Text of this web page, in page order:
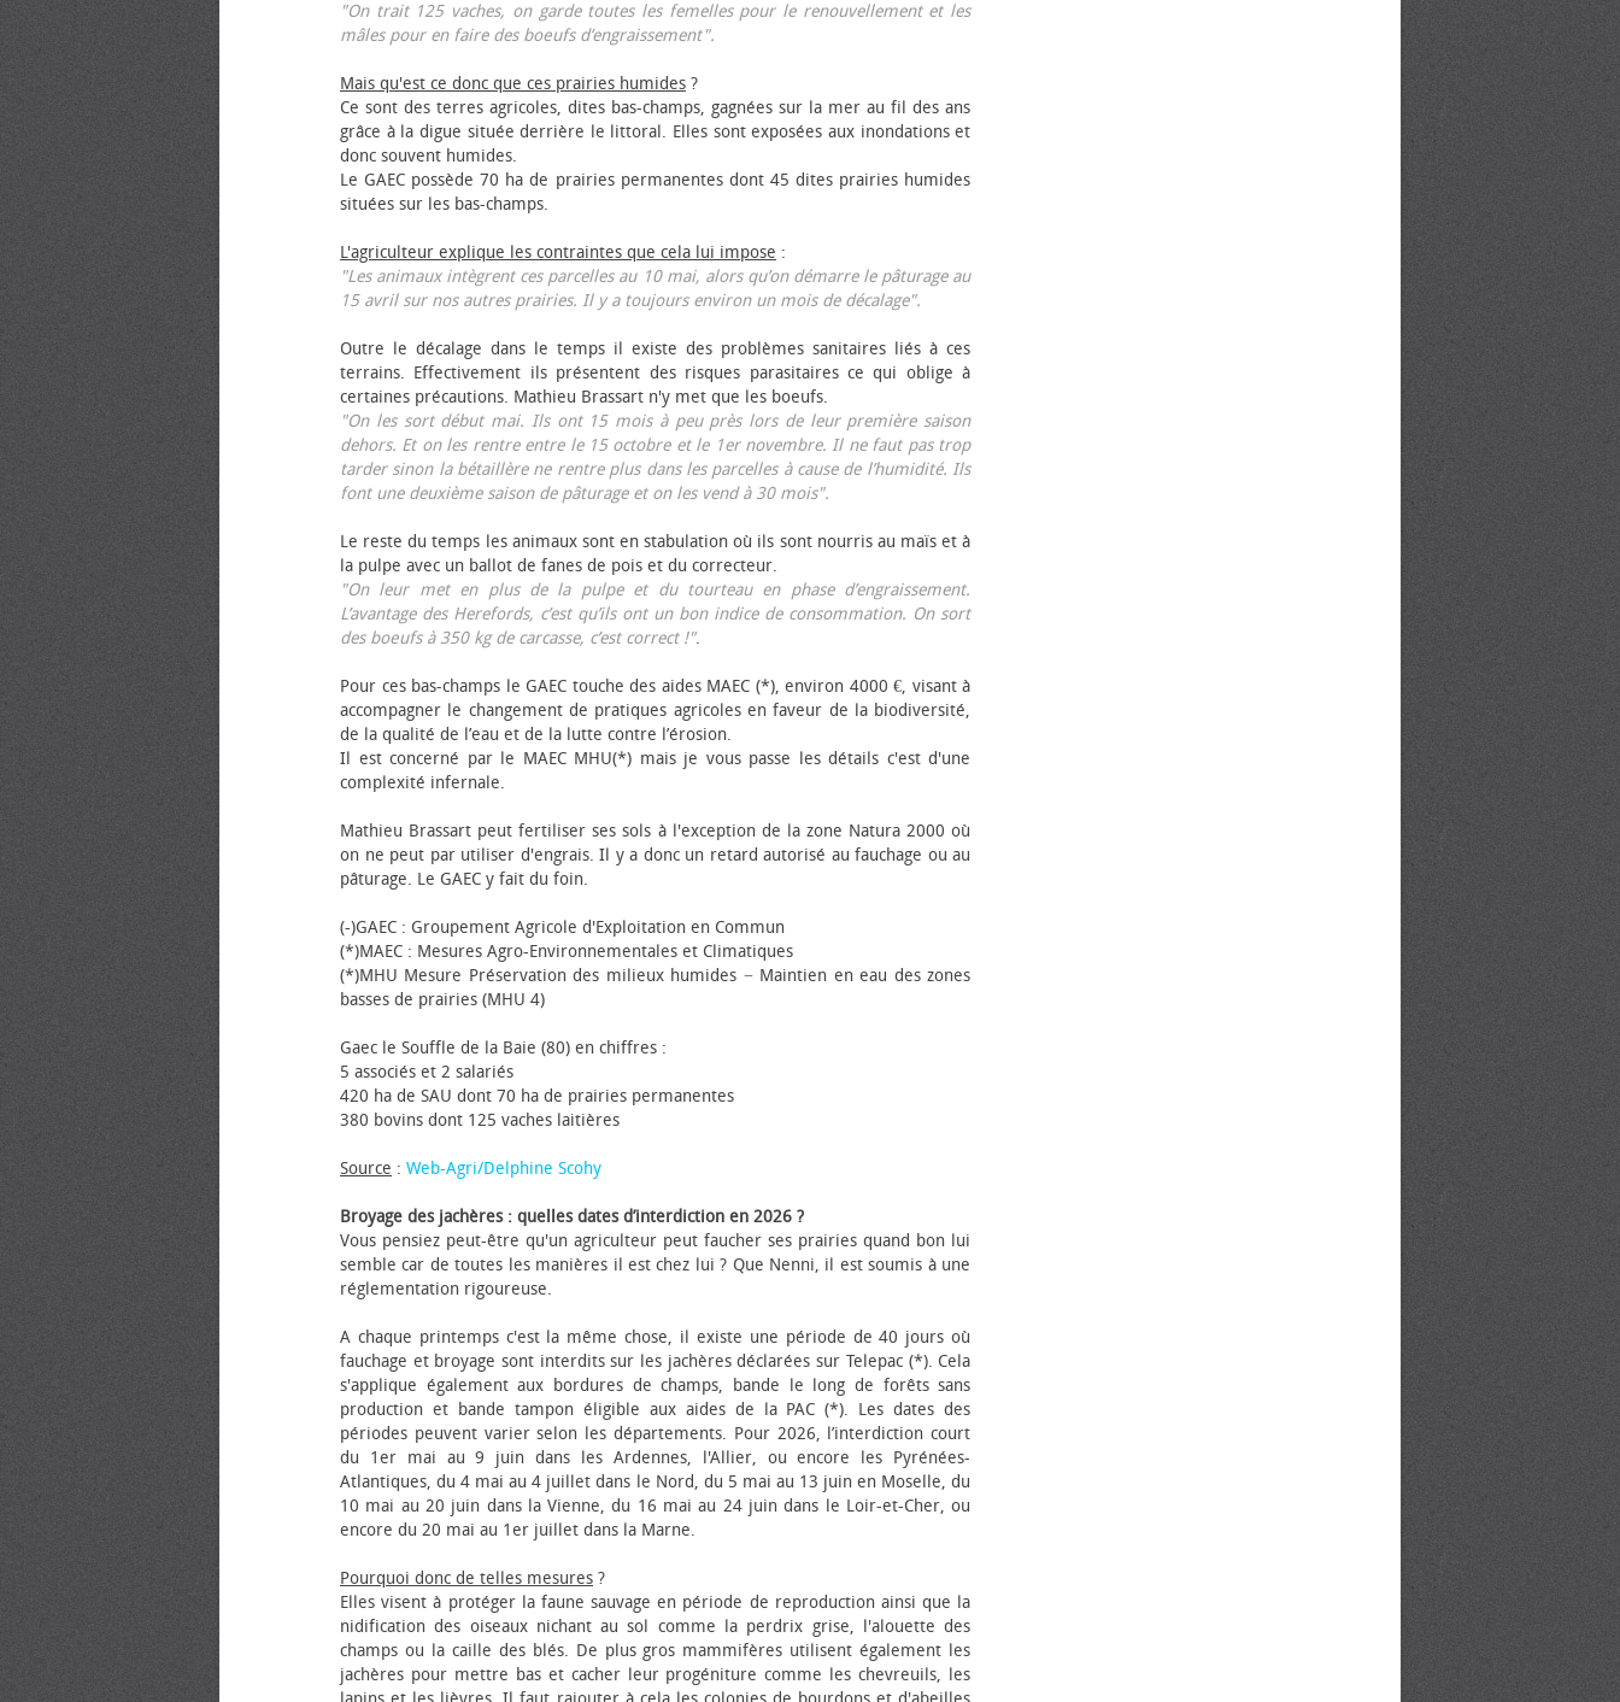
"On trait 125 vaches, on garde toutes les femelles pour le renouvellement et les
mâles pour en faire des bœufs d’engraissement".
Mais qu'est ce donc que ces prairies humides ?
Ce sont des terres agricoles, dites bas-champs, gagnées sur la mer au fil des ans
grâce à la digue située derrière le littoral. Elles sont exposées aux inondations et
donc souvent humides.
Le GAEC possède 70 ha de prairies permanentes dont 45 dites prairies humides
situées sur les bas-champs.
L'agriculteur explique les contraintes que cela lui impose :
"Les animaux intègrent ces parcelles au 10 mai, alors qu’on démarre le pâturage au
15 avril sur nos autres prairies. Il y a toujours environ un mois de décalage".
Outre le décalage dans le temps il existe des problèmes sanitaires liés à ces
terrains. Effectivement ils présentent des risques parasitaires ce qui oblige à
certaines précautions. Mathieu Brassart n'y met que les bœufs.
"On les sort début mai. Ils ont 15 mois à peu près lors de leur première saison
dehors. Et on les rentre entre le 15 octobre et le 1er novembre. Il ne faut pas trop
tarder sinon la bétaillère ne rentre plus dans les parcelles à cause de l’humidité. Ils
font une deuxième saison de pâturage et on les vend à 30 mois".
Le reste du temps les animaux sont en stabulation où ils sont nourris au maïs et à
la pulpe avec un ballot de fanes de pois et du correcteur.
"On leur met en plus de la pulpe et du tourteau en phase d’engraissement.
L’avantage des Herefords, c’est qu’ils ont un bon indice de consommation. On sort
des bœufs à 350 kg de carcasse, c’est correct !".
Pour ces bas-champs le GAEC touche des aides MAEC (*), environ 4000 €, visant à
accompagner le changement de pratiques agricoles en faveur de la biodiversité,
de la qualité de l’eau et de la lutte contre l’érosion.
Il est concerné par le MAEC MHU(*) mais je vous passe les détails c'est d'une
complexité infernale.
Mathieu Brassart peut fertiliser ses sols à l'exception de la zone Natura 2000 où
on ne peut par utiliser d'engrais. Il y a donc un retard autorisé au fauchage ou au
pâturage. Le GAEC y fait du foin.
(-)GAEC : Groupement Agricole d'Exploitation en Commun
(*)MAEC : Mesures Agro-Environnementales et Climatiques
(*)MHU Mesure Préservation des milieux humides − Maintien en eau des zones
basses de prairies (MHU 4)
Gaec le Souffle de la Baie (80) en chiffres :
5 associés et 2 salariés
420 ha de SAU dont 70 ha de prairies permanentes
380 bovins dont 125 vaches laitières
Source : Web-Agri/Delphine Scohy
Broyage des jachères : quelles dates d’interdiction en 2026 ?
Vous pensiez peut-être qu'un agriculteur peut faucher ses prairies quand bon lui
semble car de toutes les manières il est chez lui ? Que Nenni, il est soumis à une
réglementation rigoureuse.
A chaque printemps c'est la même chose, il existe une période de 40 jours où
fauchage et broyage sont interdits sur les jachères déclarées sur Telepac (*). Cela
s'applique également aux bordures de champs, bande le long de forêts sans
production et bande tampon éligible aux aides de la PAC (*). Les dates des
périodes peuvent varier selon les départements. Pour 2026, l’interdiction court
du 1er mai au 9 juin dans les Ardennes, l'Allier, ou encore les Pyrénées-
Atlantiques, du 4 mai au 4 juillet dans le Nord, du 5 mai au 13 juin en Moselle, du
10 mai au 20 juin dans la Vienne, du 16 mai au 24 juin dans le Loir-et-Cher, ou
encore du 20 mai au 1er juillet dans la Marne.
Pourquoi donc de telles mesures ?
Elles visent à protéger la faune sauvage en période de reproduction ainsi que la
nidification des oiseaux nichant au sol comme la perdrix grise, l'alouette des
champs ou la caille des blés. De plus gros mammifères utilisent également les
jachères pour mettre bas et cacher leur progéniture comme les chevreuils, les